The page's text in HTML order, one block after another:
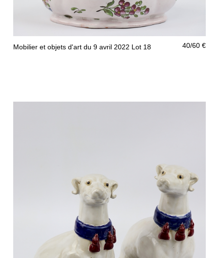
Mobilier et objets d'art du 9 avril 2022 Lot 17
Mobilier et objets d'art du 9 avril 2022 Lot 18 40/60 €